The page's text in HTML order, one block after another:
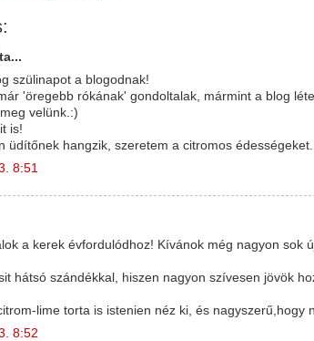
szülinapot a blogodnak!
'öregebb rókának' gondoltalak, mármint a blog
velünk.:)
is!
üdítőnek hangzik, szeretem a citromos
8:51
a kerek évfordulódhoz! Kívánok még nagyon sok
hátsó szándékkal, hiszen nagyon szívesen jövök
lime torta is istenien néz ki, és nagyszerű,hogy
8:52